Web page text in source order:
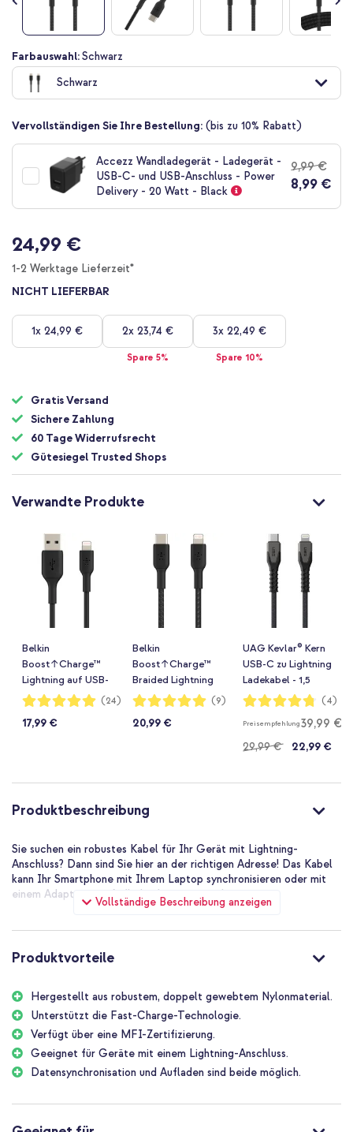
Zum
Anfang
Bildgalerie
Farbauswahl:Schwarz
Schwarz
Vervollständigen Sie Ihre Bestellung: (bis zu 10% Rabatt)
Accezz Wandladegerät - Ladegerät -
USB-C- und USB-Anschluss - Power
Delivery - 20 Watt - Black
9,99 €
8,99 €
24,99 €
1-2 Werktage Lieferzeit*
NICHT LIEFERBAR
1x 24,99 € 2x 23,74 €
Spare 5%
3x 22,49 €
Spare 10%
Gratis Versand
Sichere Zahlung
60 Tage Widerrufsrecht
Gütesiegel Trusted Shops
Verwandte Produkte
Belkin
Boost↑Charge™
Lightning auf USB-
Kabel - 1 Meter -
Bewertung:
100%
(24)
17,99 €
Belkin
Boost↑Charge™
Braided Lightning
auf USB-C Kabel - 1
Bewertung:
100%
(9)
20,99 €
UAG Kevlar® Kern
USB-C zu Lightning
Ladekabel - 1,5
Meter - Schwarz /
Bewertung:
95%
(4)
Preisempfehlung39,99 €
29,99 € 22,99 €
Produktbeschreibung
Vollständige Beschreibung anzeigen
Sie suchen ein robustes Kabel für Ihr Gerät mit Lightning-
Anschluss? Dann sind Sie hier an der richtigen Adresse! Das Kabel
kann Ihr Smartphone mit Ihrem Laptop synchronisieren oder mit
einem Adapter zum Aufladen benutzt werden.
Produktvorteile
Hergestellt aus robustem, doppelt gewebtem Nylonmaterial.
Unterstützt die Fast-Charge-Technologie.
Verfügt über eine MFI-Zertifizierung.
Geeignet für Geräte mit einem Lightning-Anschluss.
Datensynchronisation und Aufladen sind beide möglich.